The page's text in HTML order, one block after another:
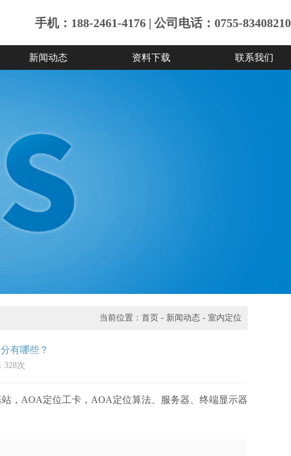
手机：188-2461-4176 | 公司电话：0755-83408210
新闻动态 资料下载 联系我们
当前位置：首页 - 新闻动态 -室内定位
有哪些？
328次
AOA定位工卡，AOA定位算法、服务器、终端显示器